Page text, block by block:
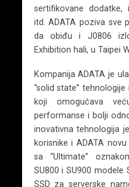
sertifikovane dodatke,
itd. ADATA poziva sve
da obiđu i J0806
Exhibition hali, u Taipei
Kompanija ADATA je
“solid state”
koji omogućava
performanse i bolji
inovativna tehnologija
korisnike i ADATA
sa “Ultimate”
SU800 i SU900 modele
SSD za serverske